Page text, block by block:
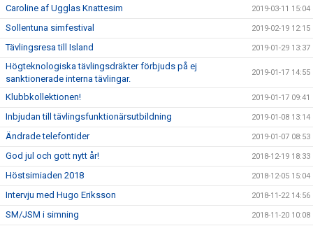
Caroline af Ugglas Knattesim 2019-03-11 15:04
Sollentuna simfestival 2019-02-19 12:15
Tävlingsresa till Island 2019-01-29 13:37
Högteknologiska tävlingsdräkter förbjuds på ej
sanktionerade interna tävlingar.
2019-01-17 14:55
Klubbkollektionen! 2019-01-17 09:41
Inbjudan till tävlingsfunktionärsutbildning 2019-01-08 13:14
Ändrade telefontider 2019-01-07 08:53
God jul och gott nytt år! 2018-12-19 18:33
Höstsimiaden 2018 2018-12-05 15:04
Intervju med Hugo Eriksson 2018-11-22 14:56
SM/JSM i simning 2018-11-20 10:08